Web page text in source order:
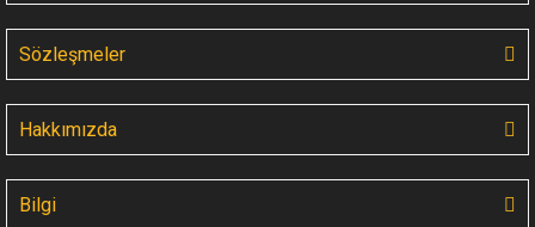
Sözleşmeler
Hakkımızda
Bilgi